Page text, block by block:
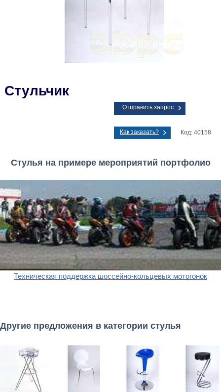
Стульчик
Отправить запрос
Как заказать? Код: 40158
Стулья на примере мероприятий портфолио
Техническая поддержка шоссейно-кольцевых мотогонок
Другие предложения в категории стулья